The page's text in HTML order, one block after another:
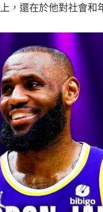
，還在於他對社會和